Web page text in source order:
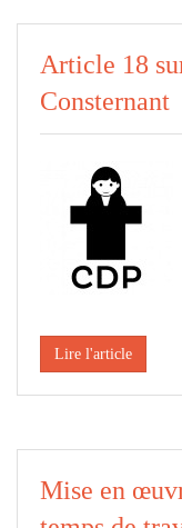
Article 18
Consternant
Lire l'article
Mise en